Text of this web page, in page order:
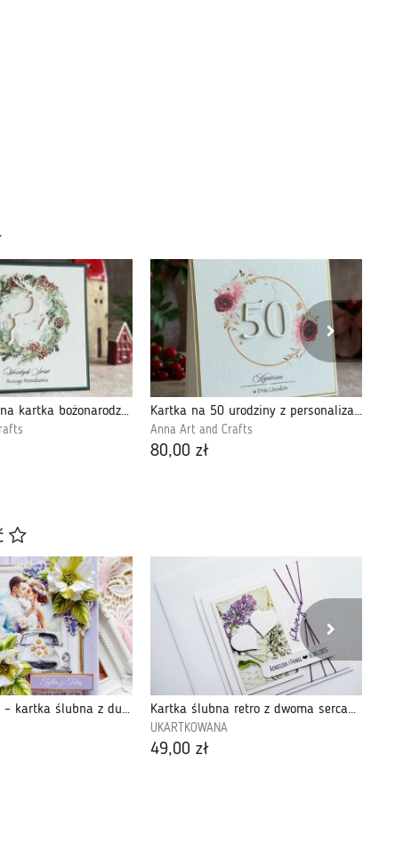
Personalizowana kartka bożonarodzeniowa BN10E Kartka na 50 urodziny z personalizacją, BH 50
Anna Art and Crafts
80,00 zł
"Tylko z Tobą” – kartka ślubna z duszą (17) Kartka ślubna retro z dwoma sercami handmade
UKARTKOWANA
49,00 zł